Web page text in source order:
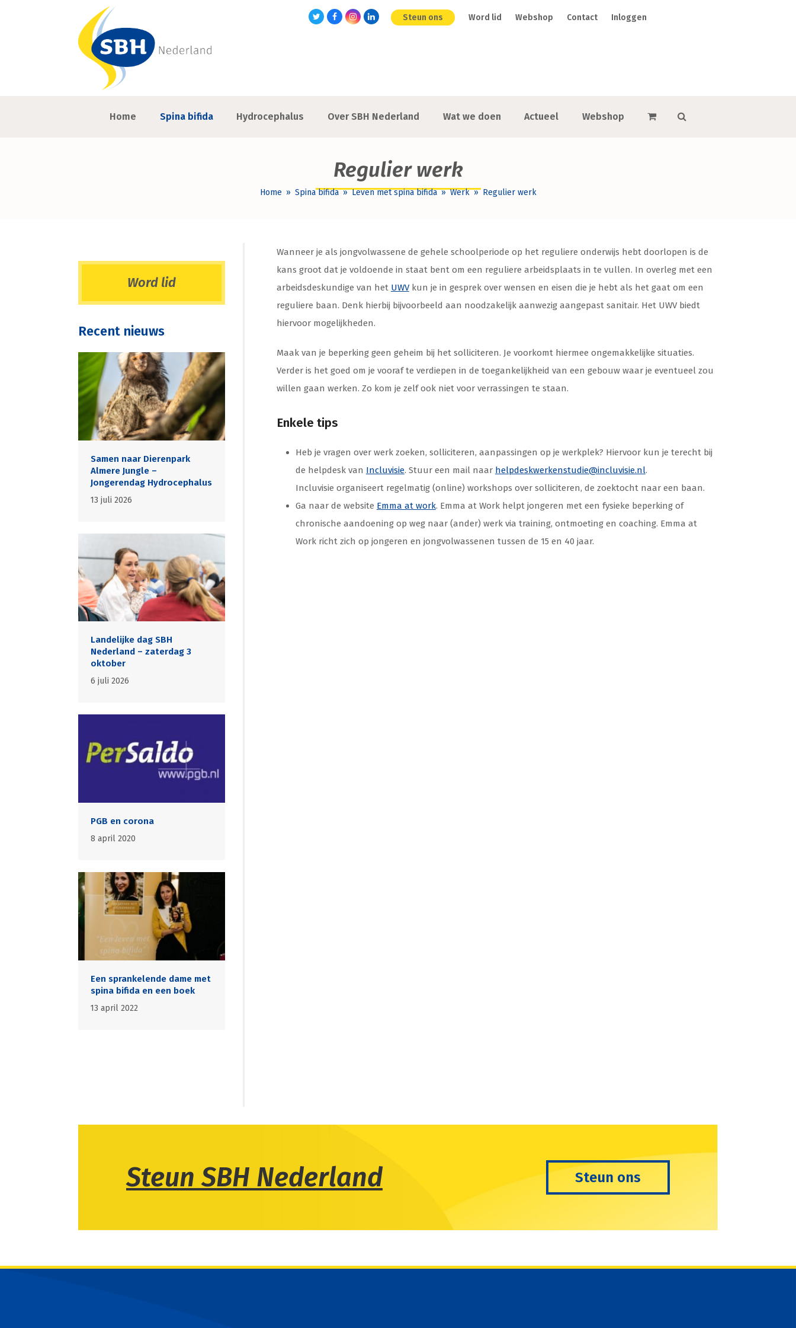
TwitterFacebookInstagram
LinkedIn Steun ons Word lid Webshop Contact Inloggen
Home Spina bifida Hydrocephalus Over SBH Nederland Wat we doen Actueel Webshop
Regulier werk
Home » Spina bifida»Leven met spina bifida»Werk» Regulier werk
Wanneer je als jongvolwassene de gehele schoolperiode op het reguliere onderwijs hebt doorlopen is de
kans groot dat je voldoende in staat bent om een reguliere arbeidsplaats in te vullen. In overleg met een
arbeidsdeskundige van het UWVkun je in gesprek over wensen en eisen die je hebt als het gaat om een
reguliere baan. Denk hierbij bijvoorbeeld aan noodzakelijk aanwezig aangepast sanitair. Het UWV biedt
hiervoor mogelijkheden.
Maak van je beperking geen geheim bij het solliciteren. Je voorkomt hiermee ongemakkelijke situaties.
Verder is het goed om je vooraf te verdiepen in de toegankelijkheid van een gebouw waar je eventueel zou
willen gaan werken. Zo kom je zelf ook niet voor verrassingen te staan.
Enkele tips
Heb je vragen over werk zoeken, solliciteren, aanpassingen op je werkplek? Hiervoor kun je terecht bij
de helpdesk van Incluvisie. Stuur een mail naar helpdeskwerkenstudie@incluvisie.nl.
Incluvisie organiseert regelmatig (online) workshops over solliciteren, de zoektocht naar een baan.
Ga naar de website Emma at work. Emma at Work helpt jongeren met een fysieke beperking of
chronische aandoening op weg naar (ander) werk via training, ontmoeting en coaching. Emma at
Work richt zich op jongeren en jongvolwassenen tussen de 15 en 40 jaar.
Word lid
Recent nieuws
Samen naar Dierenpark
Almere Jungle –
Jongerendag Hydrocephalus
13 juli 2026
Landelijke dag SBH
Nederland – zaterdag 3
oktober
6 juli 2026
PGB en corona
8 april 2020
Een sprankelende dame met
spina bifida en een boek
13 april 2022
Steun SBH Nederland Steun ons